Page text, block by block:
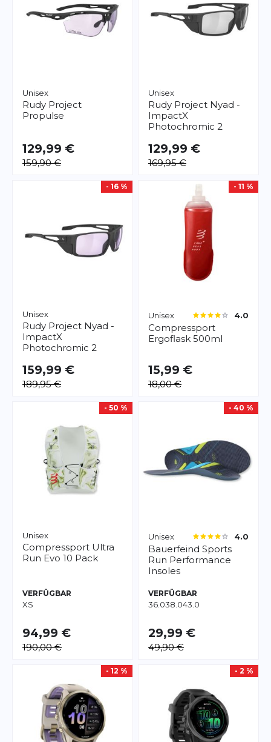
Unisex
Rudy Project
Propulse
129,99 €
159,90 €
Unisex
Rudy Project Nyad -
ImpactX
Photochromic 2
129,99 €
169,95 €
- 16 %
Unisex
Rudy Project Nyad -
ImpactX
Photochromic 2
159,99 €
189,95 €
- 11 %
Unisex 4.0
Compressport
Ergoflask 500ml
15,99 €
18,00 €
- 50 %
Unisex
Compressport Ultra
Run Evo 10 Pack
VERFÜGBAR
XS
94,99 €
190,00 €
- 40 %
Unisex 4.0
Bauerfeind Sports
Run Performance
Insoles
VERFÜGBAR
36.038.043.0
29,99 €
49,90 €
- 12 % - 2 %